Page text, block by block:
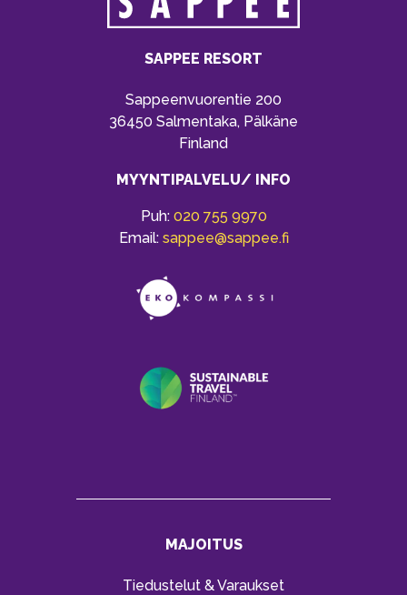
SAPPEE RESORT
Sappeenvuorentie 200
36450 Salmentaka, Pälkäne
Finland
MYYNTIPALVELU/ INFO
Puh: 020 755 9970
Email: sappee@sappee.fi
MAJOITUS
Tiedustelut & Varaukset